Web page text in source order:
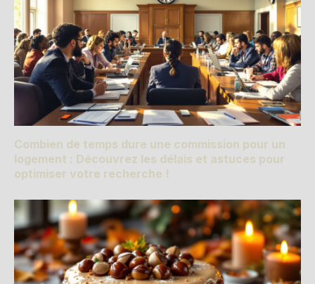
Combien de temps dure une commission pour un
logement : Découvrez les délais et astuces pour
optimiser votre recherche !